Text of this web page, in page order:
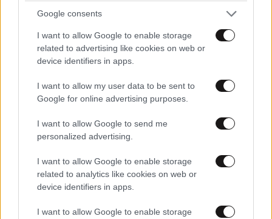
Google consents
I want to allow Google to enable storage
related to advertising like cookies on web or
device identifiers in apps.
I want to allow my user data to be sent to
Google for online advertising purposes.
I want to allow Google to send me
personalized advertising.
I want to allow Google to enable storage
related to analytics like cookies on web or
device identifiers in apps.
I want to allow Google to enable storage
Η ανακάλυψη των επιστημόνων για τον Ήλιο –
επιφάνεια